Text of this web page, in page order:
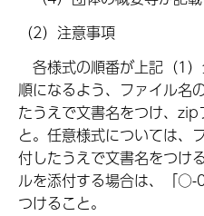
（2）注意事項
各様式の順番が上記（1
順になるよう、ファイル名
たうえで文書名をつけ、
と。任意様式については、
付したうえで文書名をつけ
ルを添付する場合は、「
つけること。